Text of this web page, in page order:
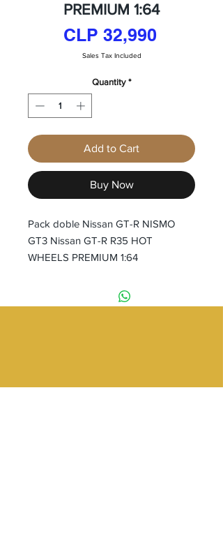
PREMIUM 1:64
CLP 32,990Price
Sales Tax Included
Quantity *
Add to Cart
Buy Now
Pack doble Nissan GT-R NISMO
GT3 Nissan GT-R R35 HOT
WHEELS PREMIUM 1:64